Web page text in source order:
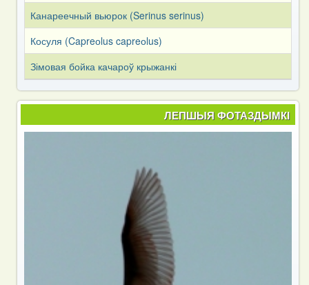
Канареечный вьюрок (Serinus serinus)
Косуля (Capreоlus capreоlus)
Зімовая бойка качароў крыжанкі
ЛЕПШЫЯ ФОТАЗДЫМКІ